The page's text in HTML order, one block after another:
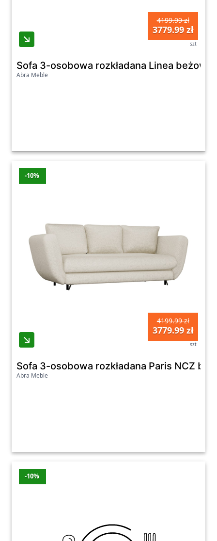
4199.99 zł
3779.99 zł
szt
Sofa 3-osobowa rozkładana Linea beżowy
Abra Meble
-10%
4199.99 zł
3779.99 zł
szt
Sofa 3-osobowa rozkładana Paris NCZ beż
Abra Meble
-10%